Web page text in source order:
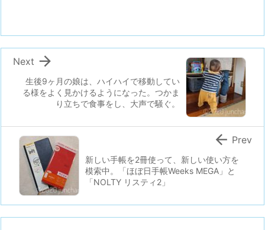
生後9ヶ月の娘は、ハイハイで移動してい
る様をよく見かけるようになった。つかま
り立ちで食事をし、大声で騒ぐ。

Next
新しい手帳を2冊使って、新しい使い方を
模索中。「ほぼ日手帳Weeks MEGA」と
「NOLTY リスティ2」
 Prev